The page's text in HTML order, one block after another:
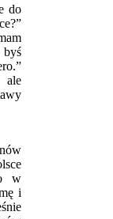
do
ale
w
i